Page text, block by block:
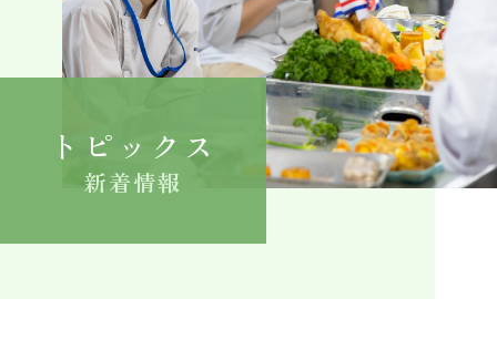
就職
よくある質問
トピックス
新着情報